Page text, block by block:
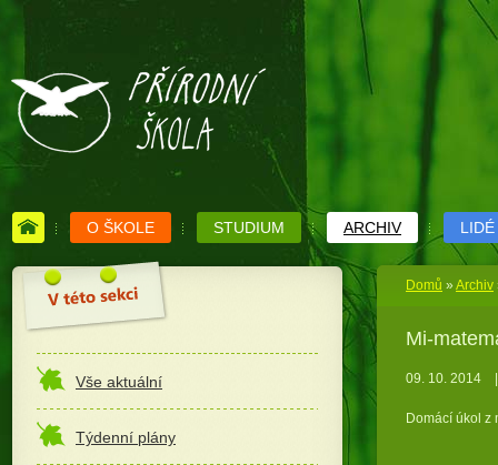
O ŠKOLE STUDIUM ARCHIV LIDÉ
Vše aktuální
Týdenní plány
Domů » Archiv
Mi-
09. 10. 2014
Domácí úkol z